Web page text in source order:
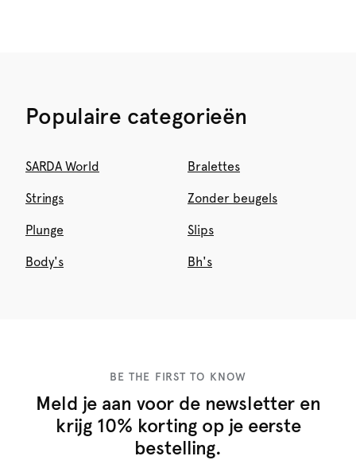
Populaire categorieën
SARDA World Bralettes
Strings Zonder beugels
Plunge Slips
Body's Bh's
BE THE FIRST TO KNOW
Meld je aan voor de newsletter en
krijg 10% korting op je eerste
bestelling.